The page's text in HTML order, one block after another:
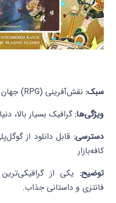
سبک: نقش‌آفرینی (RPG) جهان باز
ویژگی‌ها:گرافیک بسیار
دسترسی: قابل دانلود از
کافه‌بازار
توضیح: یکی از
فانتزی و داستانی جذاب.​